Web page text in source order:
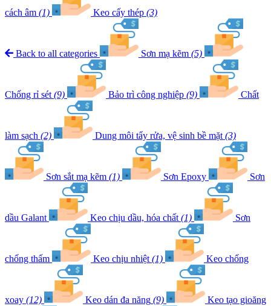
cách âm (1) Keo cấy thép (3)
Back to all categories Sơn mạ kẽm (5)
Chống rỉ sét (9) Bảo trì công nghiệp (9) Chất
làm sạch (2) Dung môi tẩy rửa, vệ sinh bề mặt (3)
Sơn sắt mạ kẽm (1) Sơn Epoxy Sơn
dầu Galant Keo chịu dầu, hóa chất (1) Sơn
chống thấm Keo chịu nhiệt (1) Keo chống
xoay (12) Keo dán đa năng (9) Keo tạo gioăng